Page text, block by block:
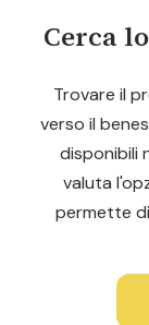
Cerca
Trovare il
verso il
disponibili
valuta
permette